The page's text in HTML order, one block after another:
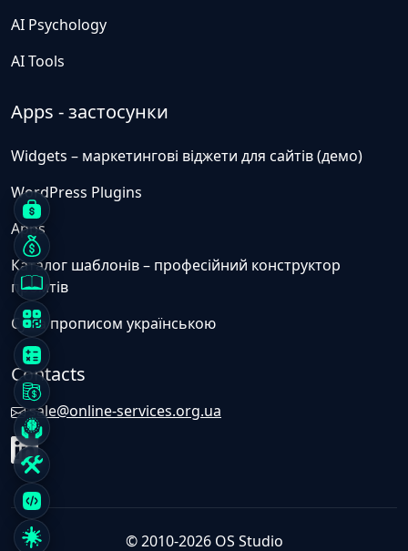
AI Psychology
AI Tools
Apps - застосунки
Widgets – маркетингові віджети для сайтів (демо)
WordPress Plugins
Apps
Каталог шаблонів – професійний конструктор
промтів
Сума прописом українською
Contacts
sale@online-services.org.ua
© 2010-2026 OS Studio